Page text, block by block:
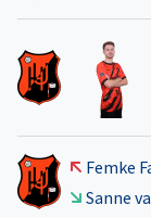
Femke
Sanne